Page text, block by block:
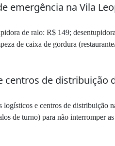
emergência na Vila
de ralo: R$ 149;
de caixa de gordura
de distribuição
logísticos e centros de
de turno) para não interromper